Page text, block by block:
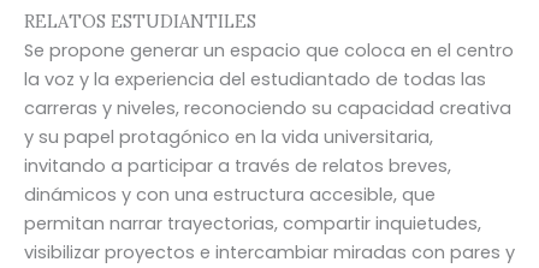
RELATOS ESTUDIANTILES
Se propone generar un espacio que coloca en el centro
la voz y la experiencia del estudiantado de todas las
carreras y niveles, reconociendo su capacidad creativa
y su papel protagónico en la vida universitaria,
invitando a participar a través de relatos breves,
dinámicos y con una estructura accesible, que
permitan narrar trayectorias, compartir inquietudes,
visibilizar proyectos e intercambiar miradas con pares y